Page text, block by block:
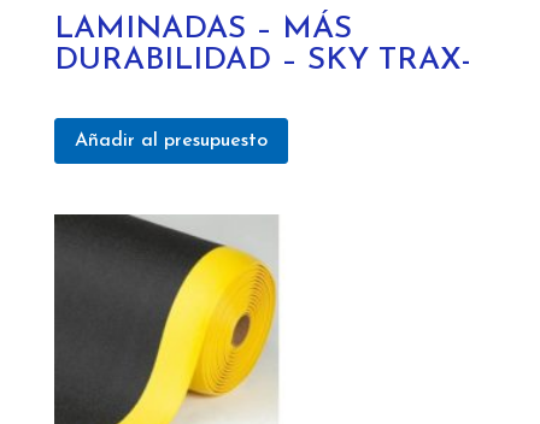
LAMINADAS – MÁS
DURABILIDAD – SKY TRAX-
Añadir al presupuesto